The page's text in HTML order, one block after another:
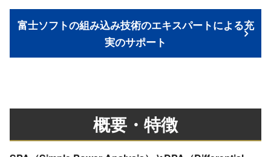
富士ソフトの組み込み技術のエキスパートによる充
実のサポート
概要・特徴